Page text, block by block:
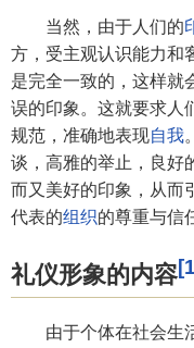
当然，由于人们的
方，受主观认识能力和
是完全一致的，这样就
误的印象。这就要求人
规范，准确地表现自我
谈，高雅的举止，良好
而又美好的印象，从而
代表的组织的尊重与信
礼仪形象的内容
由于个体在社会生活